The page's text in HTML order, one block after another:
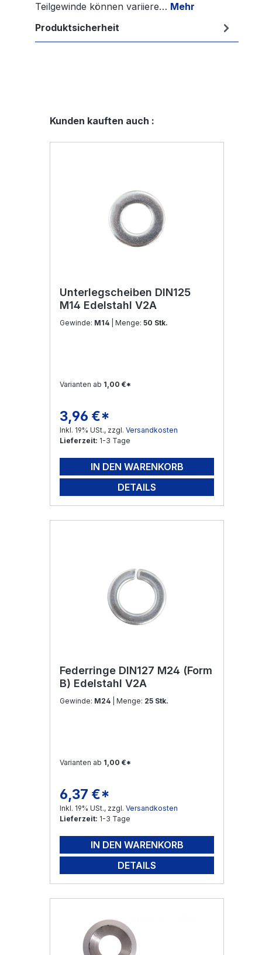
Teilgewinde können variiere… Mehr
Produktsicherheit
Produktgalerie überspringen
Kunden kauften auch :
Unterlegscheiben DIN125
M14 Edelstahl V2A
Gewinde: M14 | Menge: 50 Stk.
Varianten ab 1,00 €*
Regulärer Preis:
3,96 €*
Inkl. 19% USt., zzgl. Versandkosten
Lieferzeit: 1-3 Tage
IN DEN WARENKORB
DETAILS
Federringe DIN127 M24 (Form
B) Edelstahl V2A
Gewinde: M24 | Menge: 25 Stk.
Varianten ab 1,00 €*
Regulärer Preis:
6,37 €*
Inkl. 19% USt., zzgl. Versandkosten
Lieferzeit: 1-3 Tage
IN DEN WARENKORB
DETAILS